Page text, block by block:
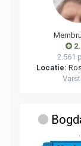
2.561
Locatie: